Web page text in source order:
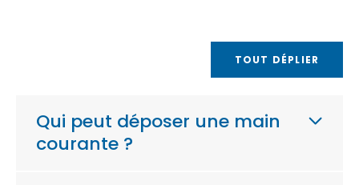
TOUT DÉPLIER
Qui peut déposer une main
courante ?